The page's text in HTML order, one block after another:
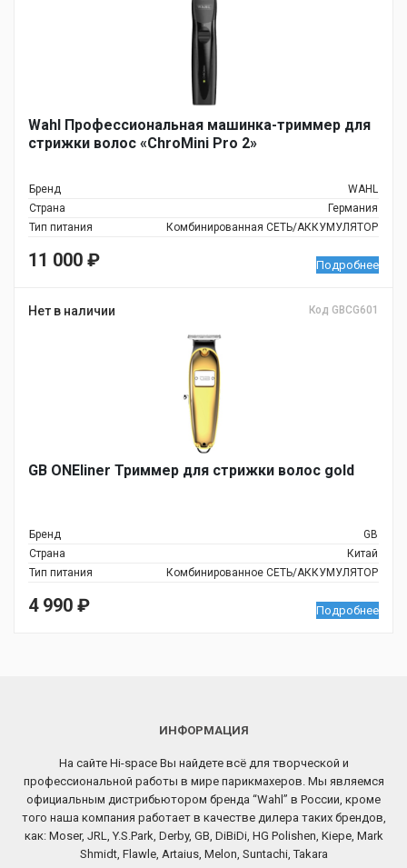
Wahl Профессиональная машинка-триммер для
стрижки волос «ChroMini Pro 2»
Бренд
WAHL
Страна
Германия
Тип питания
Комбинированная СЕТЬ/АККУМУЛЯТОР
11 000 ₽ Подробнее
Нет в наличии Код GBCG601
GB ONEliner Триммер для стрижки волос gold
Бренд
GB
Страна
Китай
Тип питания
Комбинированное СЕТЬ/АККУМУЛЯТОР
4 990 ₽ Подробнее
ИНФОРМАЦИЯ
На сайте Hi-space Вы найдете всё для творческой и
профессиональной работы в мире парикмахеров. Мы являемся
официальным дистрибьютором бренда “Wahl” в России, кроме
того наша компания работает в качестве дилера таких брендов,
как: Moser, JRL, Y.S.Park, Derby, GB, DiBiDi, HG Polishen, Kiepe, Mark
Shmidt, Flawle, Artaius, Melon, Suntachi, Takara